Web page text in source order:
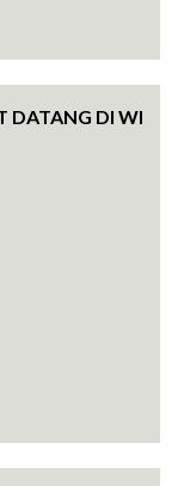
DATANG DI